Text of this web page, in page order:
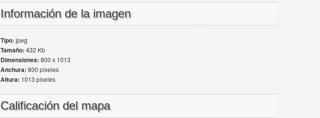
Información de la imagen
Tipo:jpeg
Tamaño:432 Kb
Dimensiones:800 x 1013
Anchura:800 píxeles
Altura:1013 píxeles
Calificación del mapa